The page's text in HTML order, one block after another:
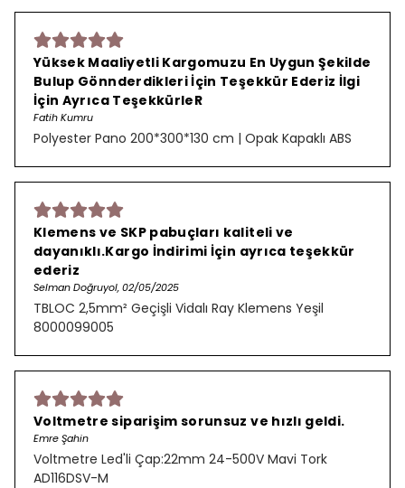
Yüksek Maaliyetli Kargomuzu En Uygun Şekilde
Bulup Gönnderdikleri İçin Teşekkür Ederiz İlgi
İçin Ayrıca TeşekkürleR
Fatih Kumru
Polyester Pano 200*300*130 cm | Opak Kapaklı ABS
Klemens ve SKP pabuçları kaliteli ve
dayanıklı.Kargo İndirimi İçin ayrıca teşekkür
ederiz
Selman Doğruyol, 02/05/2025
TBLOC 2,5mm² Geçişli Vidalı Ray Klemens Yeşil
8000099005
Voltmetre siparişim sorunsuz ve hızlı geldi.
Emre Şahin
Voltmetre Led'li Çap:22mm 24-500V Mavi Tork
AD116DSV-M